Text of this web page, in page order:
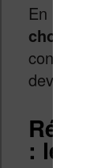
En
chose de
devriez
: le